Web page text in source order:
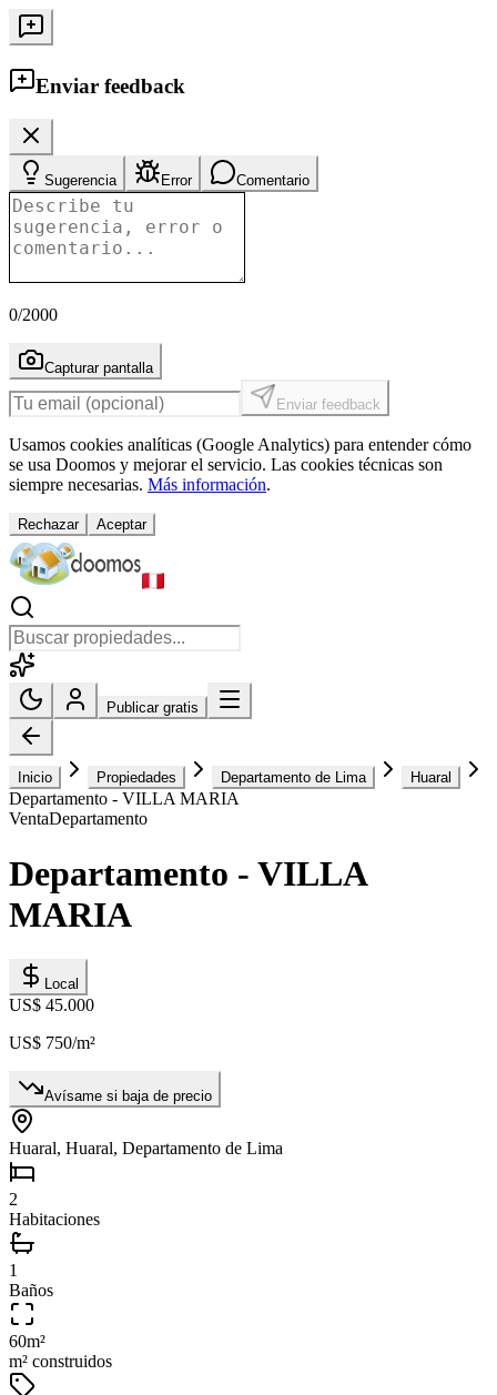
Enviar feedback
Sugerencia Error Comentario
0/2000
Capturar pantalla
Enviar feedback
Usamos cookies analíticas (Google Analytics) para entender cómo
se usa Doomos y mejorar el servicio. Las cookies técnicas son
siempre necesarias. Más información.
Rechazar Aceptar
Publicar gratis
Inicio Propiedades Departamento de Lima Huaral
Departamento - VILLA MARIA
VentaDepartamento
Departamento - VILLA
MARIA
Local
US$ 45.000
US$ 750/m²
Avísame si baja de precio
Huaral, Huaral, Departamento de Lima
2
Habitaciones
1
Baños
60m²
m² construidos